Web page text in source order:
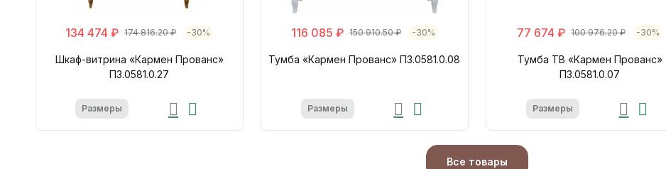
134 474 ₽ 174 816.20 ₽ -30%
Шкаф-витрина «Кармен Прованс»
П3.0581.0.27
Размеры
116 085 ₽ 150 910.50 ₽ -30%
Тумба «Кармен Прованс» П3.0581.0.08
Размеры
77 674 ₽ 100 976.20 ₽ -30%
Тумба ТВ «Кармен Прованс»
П3.0581.0.07
Размеры
Все товары